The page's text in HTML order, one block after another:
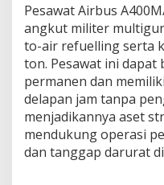
Pesawat Airbus
angkut militer
to-air refuelling serta
ton. Pesawat ini dapat
permanen dan
delapan jam tanpa
menjadikannya aset
mendukung operasi
dan tanggap darurat